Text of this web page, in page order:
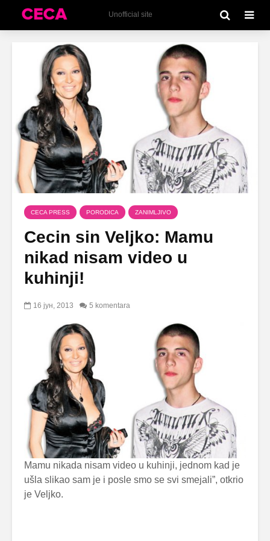
Unofficial site
CECA PRESS PORODICA ZANIMLJIVO
Cecin sin Veljko: Mamu
nikad nisam video u
kuhinji!
16 јун, 2013 5 komentara
Mamu nikada nisam video u kuhinji, jednom kad je
ušla slikao sam je i posle smo se svi smejali”, otkrio
je Veljko.